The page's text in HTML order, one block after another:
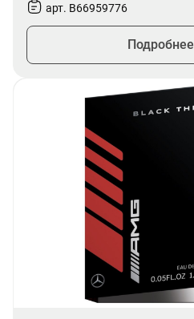
арт. B66959776
Подробнее